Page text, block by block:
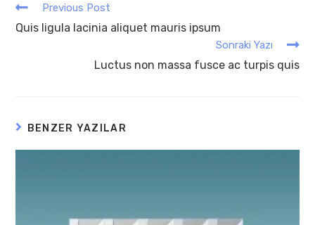
Previous Post
Quis ligula lacinia aliquet mauris ipsum
Sonraki Yazı
Luctus non massa fusce ac turpis quis
BENZER YAZILAR